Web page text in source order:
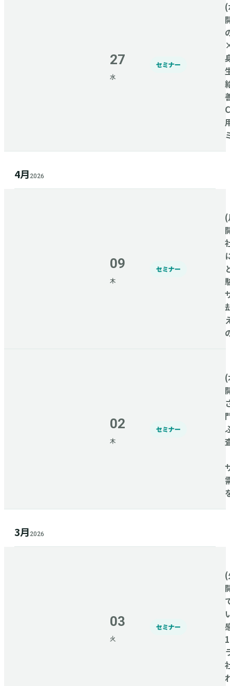
27
水
セミナー
4月 2026
09
木
セミナー
02
木
セミナー
3月 2026
03
火
セミナー